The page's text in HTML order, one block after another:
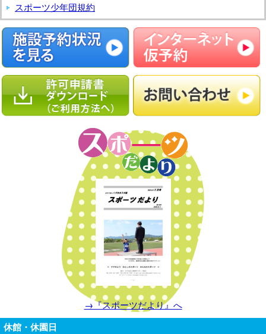
スポーツ少年団規約
→『スポーツだより』へ
休館・休園日